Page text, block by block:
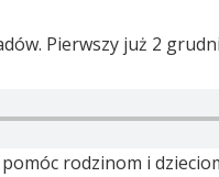
Pierwszy już 2
rodzinom i